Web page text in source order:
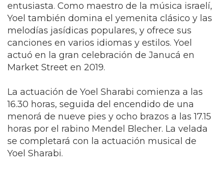
entusiasta. Como maestro de la música israelí,
Yoel también domina el yemenita clásico y las
melodías jasídicas populares, y ofrece sus
canciones en varios idiomas y estilos. Yoel
actuó en la gran celebración de Janucá en
Market Street en 2019.
La actuación de Yoel Sharabi comienza a las
16.30 horas, seguida del encendido de una
menorá de nueve pies y ocho brazos a las 17.15
horas por el rabino Mendel Blecher. La velada
se completará con la actuación musical de
Yoel Sharabi.